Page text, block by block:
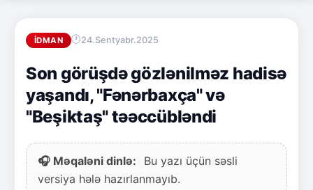
İDMAN 24.Sentyabr.2025
Son görüşdə gözlənilməz hadisə
yaşandı, "Fənərbaxça" və
"Beşiktaş" təəccübləndi
🎧 Məqaləni dinlə:
Bu yazı üçün səsli
versiya hələ hazırlanmayıb.